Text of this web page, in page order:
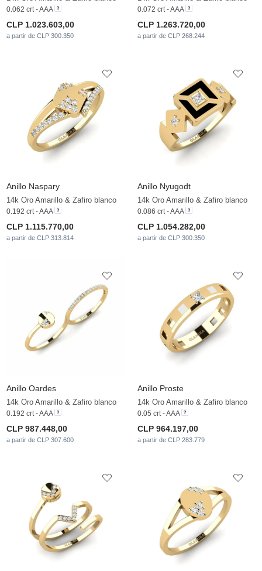
0.062 crt - AAA
CLP 1.023.603,00
a partir de CLP 300.350
0.072 crt - AAA
CLP 1.263.720,00
a partir de CLP 268.244
Anillo Naspary
14k Oro Amarillo & Zafiro blanco
0.192 crt - AAA
CLP 1.115.770,00
a partir de CLP 313.814
Anillo Nyugodt
14k Oro Amarillo & Zafiro blanco
0.086 crt - AAA
CLP 1.054.282,00
a partir de CLP 300.350
Anillo Oardes
14k Oro Amarillo & Zafiro blanco
0.192 crt - AAA
CLP 987.448,00
a partir de CLP 307.600
Anillo Proste
14k Oro Amarillo & Zafiro blanco
0.05 crt - AAA
CLP 964.197,00
a partir de CLP 283.779